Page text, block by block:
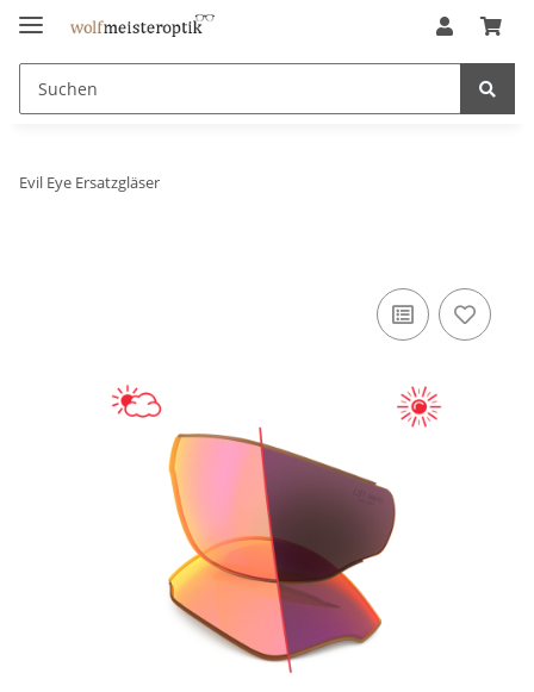
Evil Eye Ersatzgläser